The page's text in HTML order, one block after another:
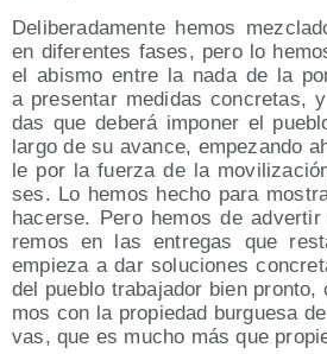
Deli­be­ra­da­men­te hemos
en dife­ren­tes fases, pero lo
el abis­mo entre la nada de la
a pre­sen­tar medi­das con­cre­tas,
das que debe­rá impo­ner el
lar­go de su avan­ce, empe­zan­do
le por la fuer­za de la
ses. Lo hemos hecho para
hacer­se. Pero hemos de
re­mos en las entre­gas que
empie­za a dar solu­cio­nes
del pue­blo tra­ba­ja­dor bien
mos con la pro­pie­dad bur­gue­sa
vas, que es mucho más que